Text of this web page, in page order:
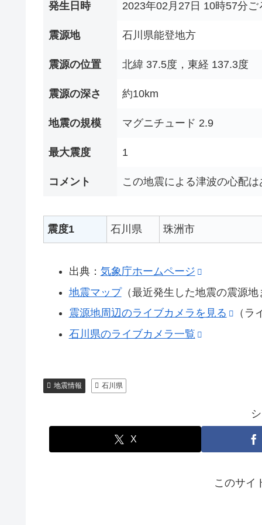
発生日時 2023年02月27日 10時57分ご
震源地 石川県能登地方
震源の位置 北緯 37.5度，東経 137.3度
震源の深さ 約10km
地震の規模 マグニチュード 2.9
最大震度 1
コメント この地震による津波の心配
震度1 石川県 珠洲市
出典： 気象庁ホームページ
地震マップ（最近発生した地震の震源地
震源地周辺のライブカメラを見る
（ラ
石川県のライブカメラ一覧
地震情報 石川県
X
このサイ